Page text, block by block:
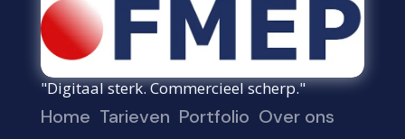
"Digitaal sterk. Commercieel scherp."
Home Tarieven Portfolio Over ons